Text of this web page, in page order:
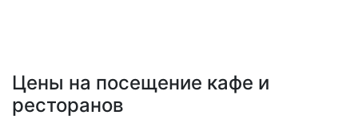
Цены на посещение кафе и
ресторанов